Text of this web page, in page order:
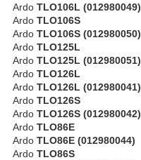
Ardo TLO106L (012980049)
Ardo TLO106S
Ardo TLO106S (012980050)
Ardo TLO125L
Ardo TLO125L (012980051)
Ardo TLO126L
Ardo TLO126L (012980041)
Ardo TLO126S
Ardo TLO126S (012980042)
Ardo TLO86E
Ardo TLO86E (012980044)
Ardo TLO86S